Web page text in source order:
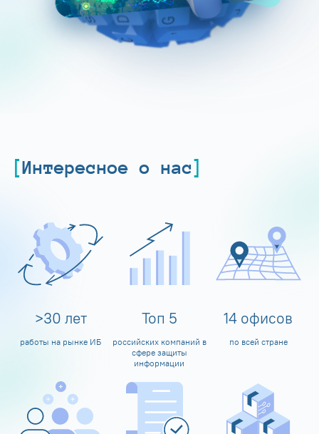
Интересное о нас
>30 лет
работы на рынке ИБ
Топ 5
российских компаний в
сфере защиты
информации
14 офисов
по всей стране